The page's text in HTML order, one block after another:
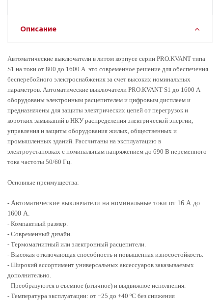
Описание
Автоматические выключатели в литом корпусе серии PRO.KVANT типа
S1 на токи от 800 до 1600 А это современное решение для обеспечения
бесперебойного электроснабжения за счет высоких номинальных
параметров. Автоматические выключатели PRO.KVANT S1 до 1600 А
оборудованы электронным расцепителем и цифровым дисплеем и
предназначены для защиты электрических цепей от перегрузок и
коротких замыканий в НКУ распределения электрической энергии,
управления и защиты оборудования жилых, общественных и
промышленных зданий. Рассчитаны на эксплуатацию в
электроустановках с номинальным напряжением до 690 В переменного
тока частоты 50/60 Гц.
Основные преимущества:
- Автоматические выключатели на номинальные токи от 16 А до
1600 А.
- Компактный размер.
- Современный дизайн.
- Термомагнитный или электронный расцепители.
- Высокая отключающая способность и повышенная износостойкость.
- Широкий ассортимент универсальных аксессуаров заказываемых
дополнительно.
- Преобразуются в съемное (втычное) и выдвижное исполнения.
- Температура эксплуатации: от −25 до +40 ºС без снижения